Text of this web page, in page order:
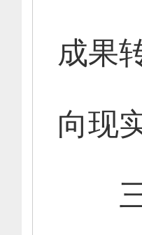
成果
向现
三